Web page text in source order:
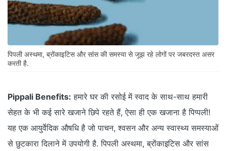
पिपली अस्थमा, ब्रोंकाइटिस और सांस की समस्या से जूझ रहे लोगों पर जबरदस्त असर
करती है.
Pippali Benefits: हमारे घर की रसोई में स्वाद के साथ-साथ हमारी
सेहत के भी कई सारे खजाने छिपे रहते हैं, ऐसा ही एक खजाना है पिप्पली!
यह एक आयुर्वेदिक औषधि है जो पाचन, श्वसन और अन्य स्वास्थ्य समस्याओं
से छुटकारा दिलाने में उपयोगी है. पिपली अस्थमा, ब्रोंकाइटिस और सांस